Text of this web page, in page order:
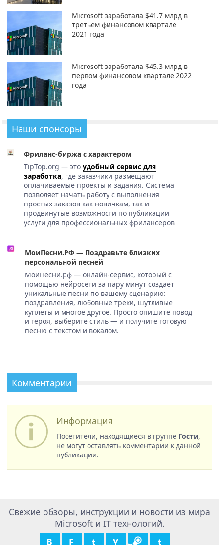
Microsoft заработала $41.7 млрд в
третьем финансовом квартале
2021 года
Microsoft заработала $45.3 млрд в
первом финансовом квартале 2022
года
Наши спонсоры
Фриланс-биржа с характером
TipTop.org — это удобный сервис для
заработка, где заказчики размещают
оплачиваемые проекты и задания. Система
позволяет начать работу с выполнения
простых заказов как новичкам, так и
продвинутые возможности по публикации
услуги для профессиональных фрилансеров
МоиПесни.РФ — Поздравьте близких
персональной песней
МоиПесни.рф — онлайн-сервис, который с
помощью нейросети за пару минут создает
уникальные песни по вашему сценарию:
поздравления, любовные треки, шутливые
куплеты и многое другое. Просто опишите повод
и героя, выберите стиль — и получите готовую
песню с текстом и вокалом.
Комментарии
Информация
Посетители, находящиеся в группе Гости,
не могут оставлять комментарии к данной
публикации.
Свежие обзоры, инструкции и новости из мира
Microsoft и IT технологий.